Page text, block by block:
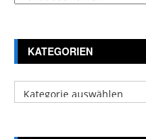
KATEGORIEN
Kategorien